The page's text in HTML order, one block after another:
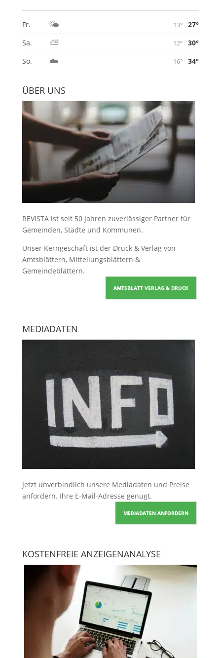
Fr. 🌤️ 13°
27°
Sa.
⛅ 12°
30°
So.
☁️ 16° 34°
ÜBER UNS
REVISTA ist seit 50 Jahren zuverlässiger Partner für
Gemeinden, Städte und Kommunen.
Unser Kerngeschäft ist der Druck & Verlag von
Amtsblättern, Mitteilungsblättern &
Gemeindeblättern.
AMTSBLATT VERLAG & DRUCK
MEDIADATEN
Jetzt unverbindlich unsere Mediadaten und Preise
anfordern. Ihre E-Mail-Adresse genügt.
MEDIADATEN ANFORDERN
KOSTENFREIE ANZEIGENANALYSE